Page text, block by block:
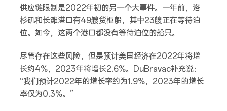
供应链限制是2022年初的另一个大事件。一年前，洛
杉矶和长滩港口有49艘货柜船，其中23艘正在等待泊
位。如今，这两个港口都没有等待泊位的船只。
尽管存在这些风险，但是预计美国经济在2022年将增
长约4%，2023年将增长2.6%。DuBravac补充说：
“我们预计2022年的增长率约为1.9%，2023年的增长
率仅为0.3%。”